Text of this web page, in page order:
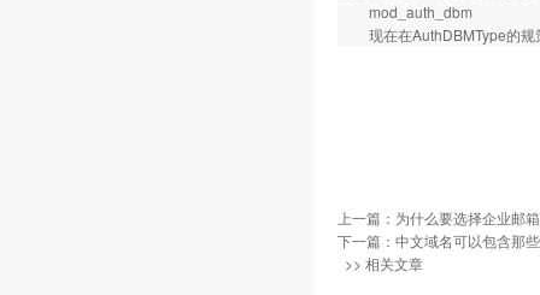
mod_auth_dbm
现在在AuthDBMType的规
上一篇： 为什么要选择企业邮
下一篇： 中文域名可以包含那
>> 相关文章